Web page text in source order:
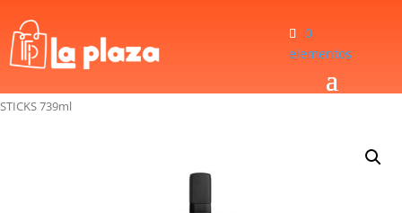
0
elementos
Vaso Térmico Hydrapeak HP-GRANDE-25-
STICKS 739ml